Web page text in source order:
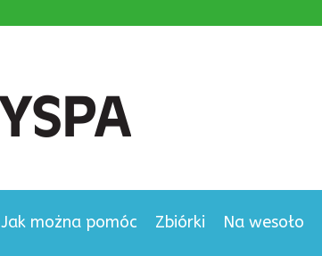
Jak można pomóc Zbiórki Na wesoło